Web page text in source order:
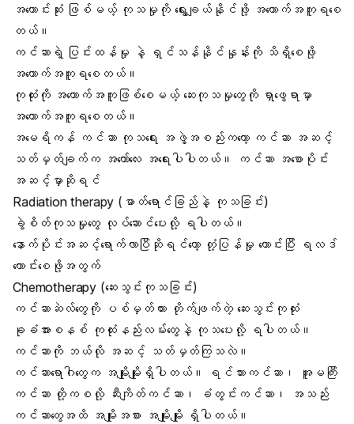
အကောင်းဆုံး ဖြစ်မယ့် ကုသမှုကို ရွေးချယ်နိုင်ဖို့ အထောက်အကူရစေ
တယ်။
ကင်ဆာရဲ့ ပြင်းထန်မှု နဲ့ ရှင်သန်နိုင်နှုန်းကို သိရှိစေဖို့
အထောက်အကူရစေတယ်။
ကုထုံးကို အထောက်အကူဖြစ်စေမယ့် ဆေးကုသမှုတွေကို ရှာဖွေရာမှာ
အထောက်အကူရစေတယ်။
အမေရိကန် ကင်ဆာ ကုသရေး အဖွဲ့အစည်းကတော့ ကင်ဆာ အဆင့်
သတ်မှတ်ချက်က အတော်လေး အရေးပါပါတယ်။ ကင်ဆာ အစောပိုင်း
အဆင့်မှာဆိုရင်
Radiation therapy (ဓာတ်ရောင်ခြည်နဲ့ ကုသခြင်း)
ခွဲစိတ်ကုသမှုတွေ လုပ်ဆောင်ပေးလို့ ရပါတယ်။
နောက်ပိုင်းအဆင့်ရောက်လာပြီဆိုရင်တော့ တုံ့ပြန်မှု ကောင်းပြီး ရလဒ်
ကောင်းစေဖို့အတွက်
Chemotherapy (ဆေးသွင်းကုသခြင်း)
ကင်ဆာဆဲလ်တွေကို ပစ်မှတ်ထား တိုက်ဖျက်တဲ့ ဆေးသွင်းကုထုံး
ခုခံအားစနစ် ကုထုံးနည်းလမ်းတွေနဲ့ ကုသပေးလို့ ရပါတယ်။
ကင်ဆာကို ဘယ်လို အဆင့် သတ်မှတ်ကြသလဲ။
ကင်ဆာရောဂါတွေက အမျိုးမျိုးရှိပါတယ်။
ရင်သားကင်ဆာ ၊ အူမကြီး
ကင်ဆာ တို့ကစလို့ ဆီးကျိတ်ကင်ဆာ၊
ခံတွင်းကင်ဆာ ၊
အသည်း
ကင်ဆာတွေအထိ အမျိုးအစား အမျိုးမျိုး ရှိပါတယ်။